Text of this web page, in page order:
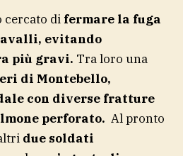
di fermare la fuga
evitando
più gravi. Tra loro una
di Montebello,
con diverse fratture
perforato. Al pronto
due soldati